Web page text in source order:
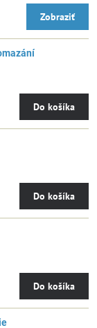
Zobraziť
Do košíka
Do košíka
Do košíka